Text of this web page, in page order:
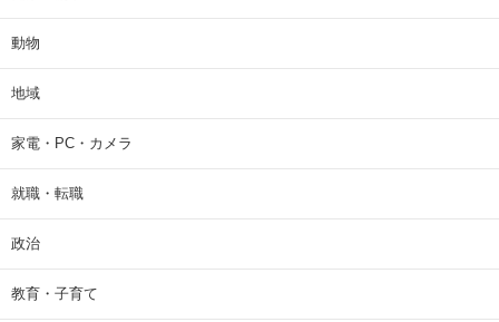
動物
地域
家電・PC・カメラ
就職・転職
政治
教育・子育て